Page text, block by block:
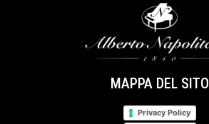
MAPPA DEL SITO
Privacy Policy